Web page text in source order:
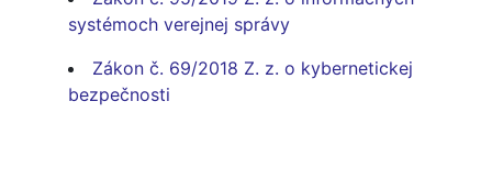
systémoch verejnej správy
Zákon č. 69/2018 Z. z. o kybernetickej
bezpečnosti